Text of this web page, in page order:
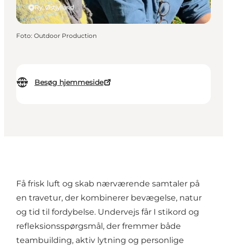
Besøg hjemmeside
Ry, Østjylland
Foto: Outdoor Production
Få frisk luft og skab nærværende samtaler på
en travetur, der kombinerer bevægelse, natur
og tid til fordybelse. Undervejs får I stikord og
refleksionsspørgsmål, der fremmer både
teambuilding, aktiv lytning og personlige